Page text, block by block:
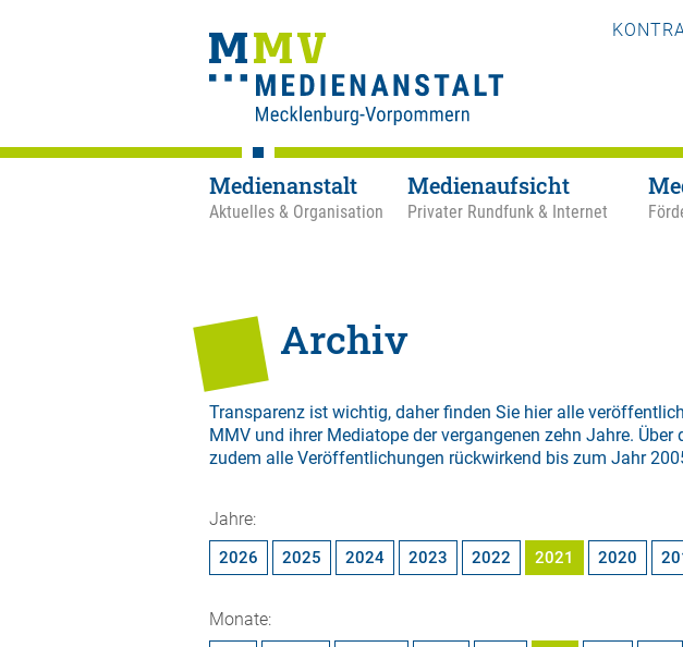
Medienanstalt
Aktuelles & Organisation
Medienaufsicht
Privater Rundfunk & Internet
Archiv
Transparenz ist wichtig, daher finden Sie hier alle
MMV und ihrer Mediatope der vergangenen zehn Jahre. Über
zudem alle Veröffentlichungen rückwirkend bis zum Jahr
Jahre:
2026 2025 2024 2023 2022 2021 2020
Monate: